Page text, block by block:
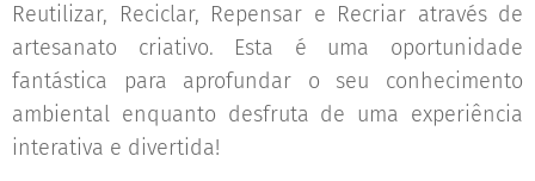
Reutilizar, Reciclar, Repensar e Recriar através de
artesanato criativo. Esta é uma oportunidade
fantástica para aprofundar o seu conhecimento
ambiental enquanto desfruta de uma experiência
interativa e divertida! 🌟🎨